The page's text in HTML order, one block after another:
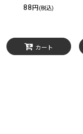
88円 (税込)
カート